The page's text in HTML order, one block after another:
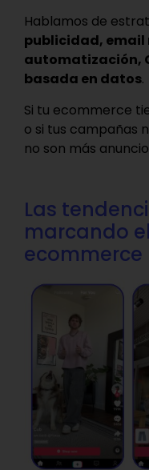
Hablamos de
publicidad,
automatización,
basada en datos.
Si tu ecommerce
o si tus campañas
no son más
Las
marcando
ecommerce